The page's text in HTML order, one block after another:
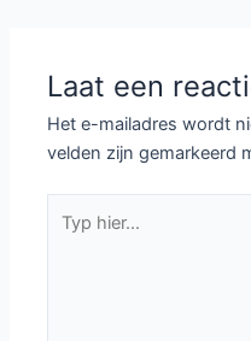
Laat een
Het e-mailadres wordt
velden zijn gemarkeerd
hier...